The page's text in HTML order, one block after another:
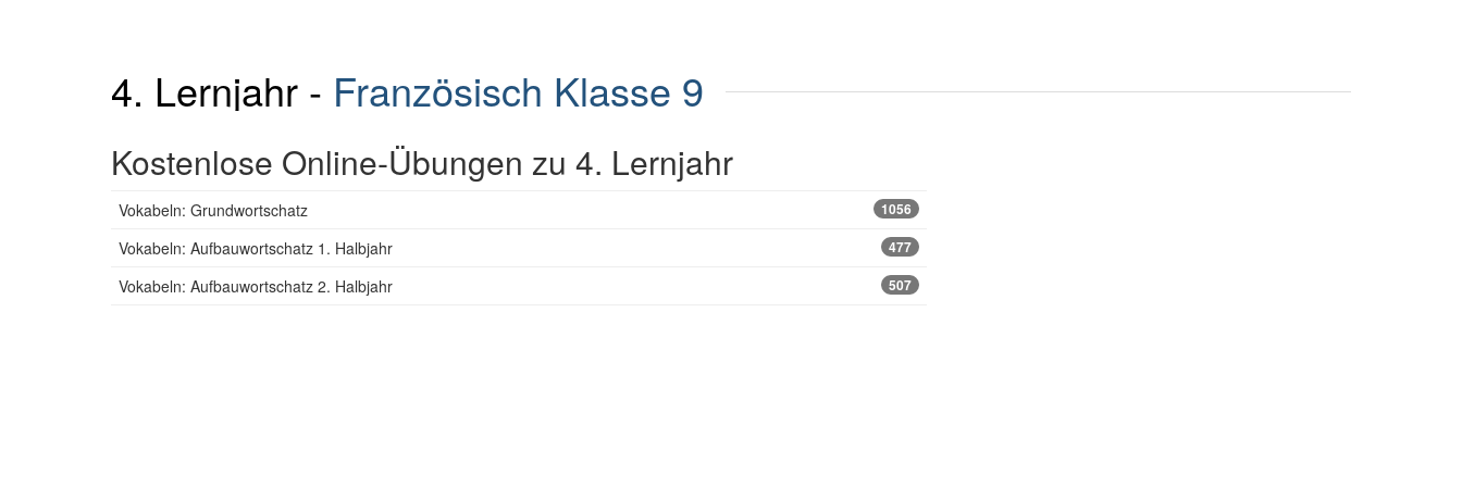
4. Lernjahr - Französisch Klasse 9
Kostenlose Online-Übungen zu 4. Lernjahr
Vokabeln: Grundwortschatz 1056
Vokabeln: Aufbauwortschatz 1. Halbjahr 477
Vokabeln: Aufbauwortschatz 2. Halbjahr 507